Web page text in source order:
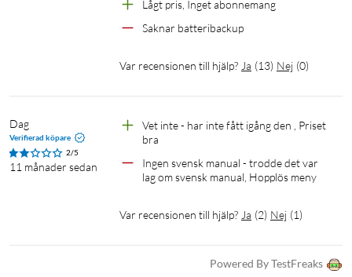
Lågt pris, Inget abonnemang
Saknar batteribackup
Var recensionen till hjälp? Ja (13) Nej (0)
Dag
Verifierad köpare
2/5
11 månader sedan
Vet inte - har inte fått igång den , Priset
bra
Ingen svensk manual - trodde det var
lag om svensk manual, Hopplös meny
Var recensionen till hjälp? Ja (2) Nej (1)
Powered By TestFreaks